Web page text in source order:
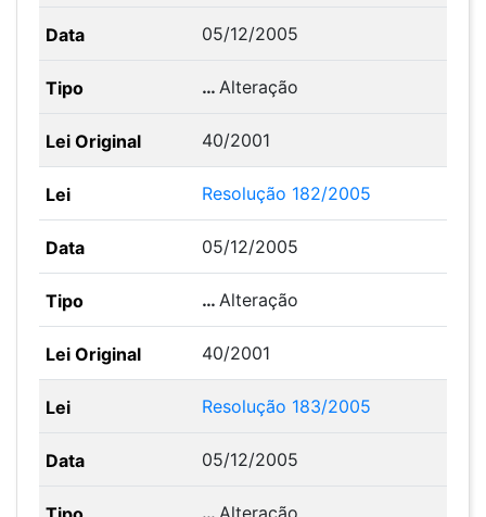
05/12/2005
…Alteração
40/2001
Resolução 182/2005
05/12/2005
…Alteração
40/2001
Resolução 183/2005
05/12/2005
…Alteração